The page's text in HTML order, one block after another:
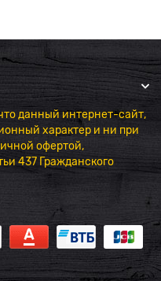
данный интернет-сайт,
характер и ни при
офертой,
437 Гражданского